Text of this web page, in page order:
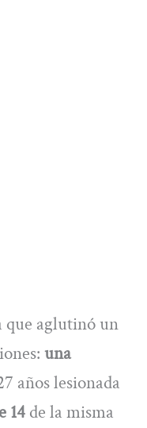
que aglutinó un
una
años lesionada
14de la misma